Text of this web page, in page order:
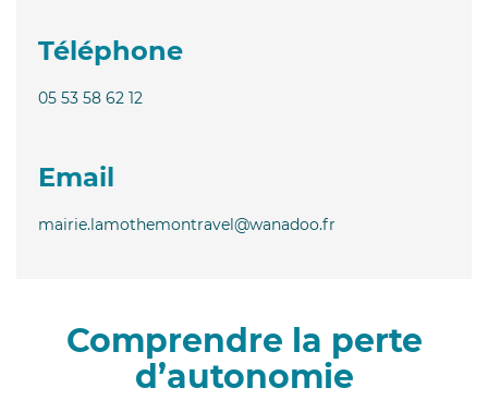
Téléphone
05 53 58 62 12
Email
mairie.lamothemontravel@wanadoo.fr
Comprendre la perte
d’autonomie